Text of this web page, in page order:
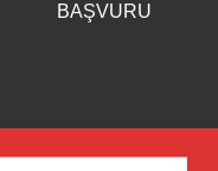
BAŞVURU